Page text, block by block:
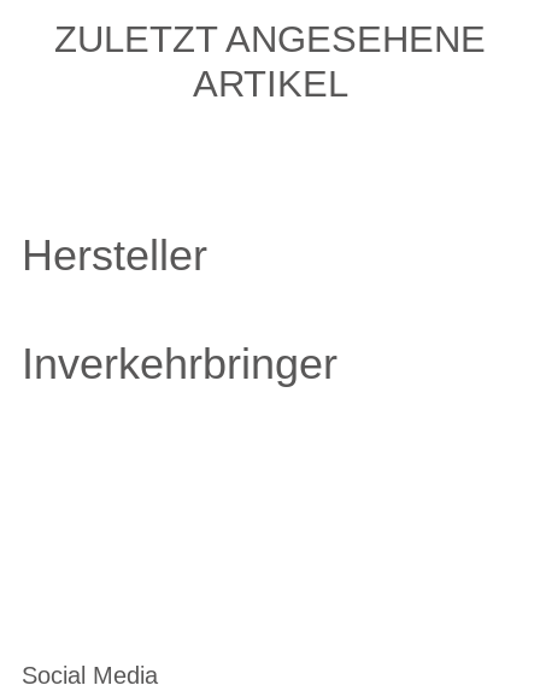
ZULETZT ANGESEHENE
ARTIKEL
Hersteller
Inverkehrbringer
Social Media